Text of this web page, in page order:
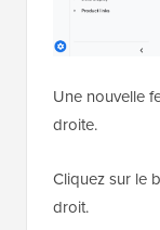
Une nouvelle
droite.
Cliquez sur le
droit.